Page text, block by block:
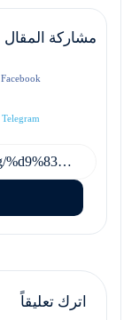
مشاركة المقال
Facebook
Telegram
اترك تعليقاً